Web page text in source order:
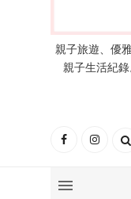
親子旅遊、優
親子生活紀